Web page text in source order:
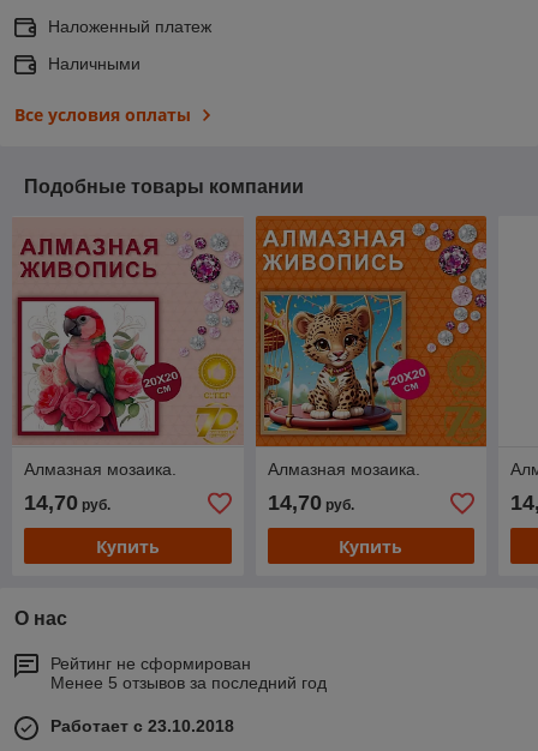
Наложенный платеж
Наличными
Все условия оплаты
Подобные товары компании
Алмазная мозаика.
14,70 руб.
Купить
Алмазная мозаика.
14,70руб.
Купить
О нас
Рейтинг не сформирован
Менее 5 отзывов за последний год
Работает с 23.10.2018